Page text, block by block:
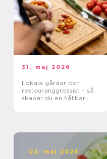
31. maj 2026
Lokala gårdar och
restauranggrossist – så
skapar du en hållbar
02. maj 2026